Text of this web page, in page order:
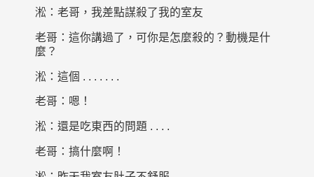
淞：老哥，我差點謀殺了我的室友
老哥：這你講過了，可你是怎麼殺的？動機是什
麼？
淞：這個 . . . . . . .
老哥：嗯！
淞：還是吃東西的問題 . . . .
老哥：搞什麼啊！